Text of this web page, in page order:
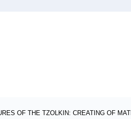
OF THE TZOLKIN: CREATING OF